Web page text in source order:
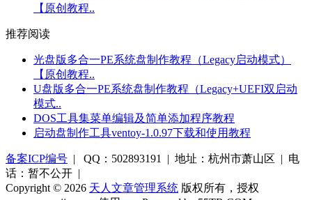
【原创教程..
推荐阅读
光盘版多合一PE系统盘制作教程（Legacy启动模式）
【原创教程..
U盘版多合一PE系统盘制作教程（Legacy+UEFI双启动
模式..
DOS工具集菜单编辑及简单添加程序教程
启动盘制作工具ventoy-1.0.97下载和使用教程
备案ICP编号 | QQ：502893191 | 地址：杭州市萧山区 | 电
话：暂不公开 |
Copyright © 2026 天人文章管理系统 版权所有，授权